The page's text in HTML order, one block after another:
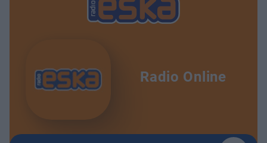
Radio Online